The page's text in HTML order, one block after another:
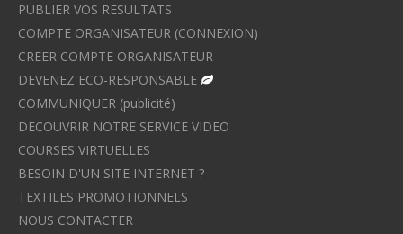
PUBLIER VOS RESULTATS
COMPTE ORGANISATEUR (CONNEXION)
CREER COMPTE ORGANISATEUR
DEVENEZ ECO-RESPONSABLE
COMMUNIQUER (publicité)
DECOUVRIR NOTRE SERVICE VIDEO
COURSES VIRTUELLES
BESOIN D'UN SITE INTERNET ?
TEXTILES PROMOTIONNELS
NOUS CONTACTER